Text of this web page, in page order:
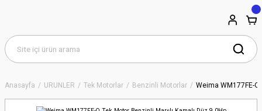
Anasayfa ÜRÜNLER Tek Motorlar Benzinli Motorlar Weima WM177FE-